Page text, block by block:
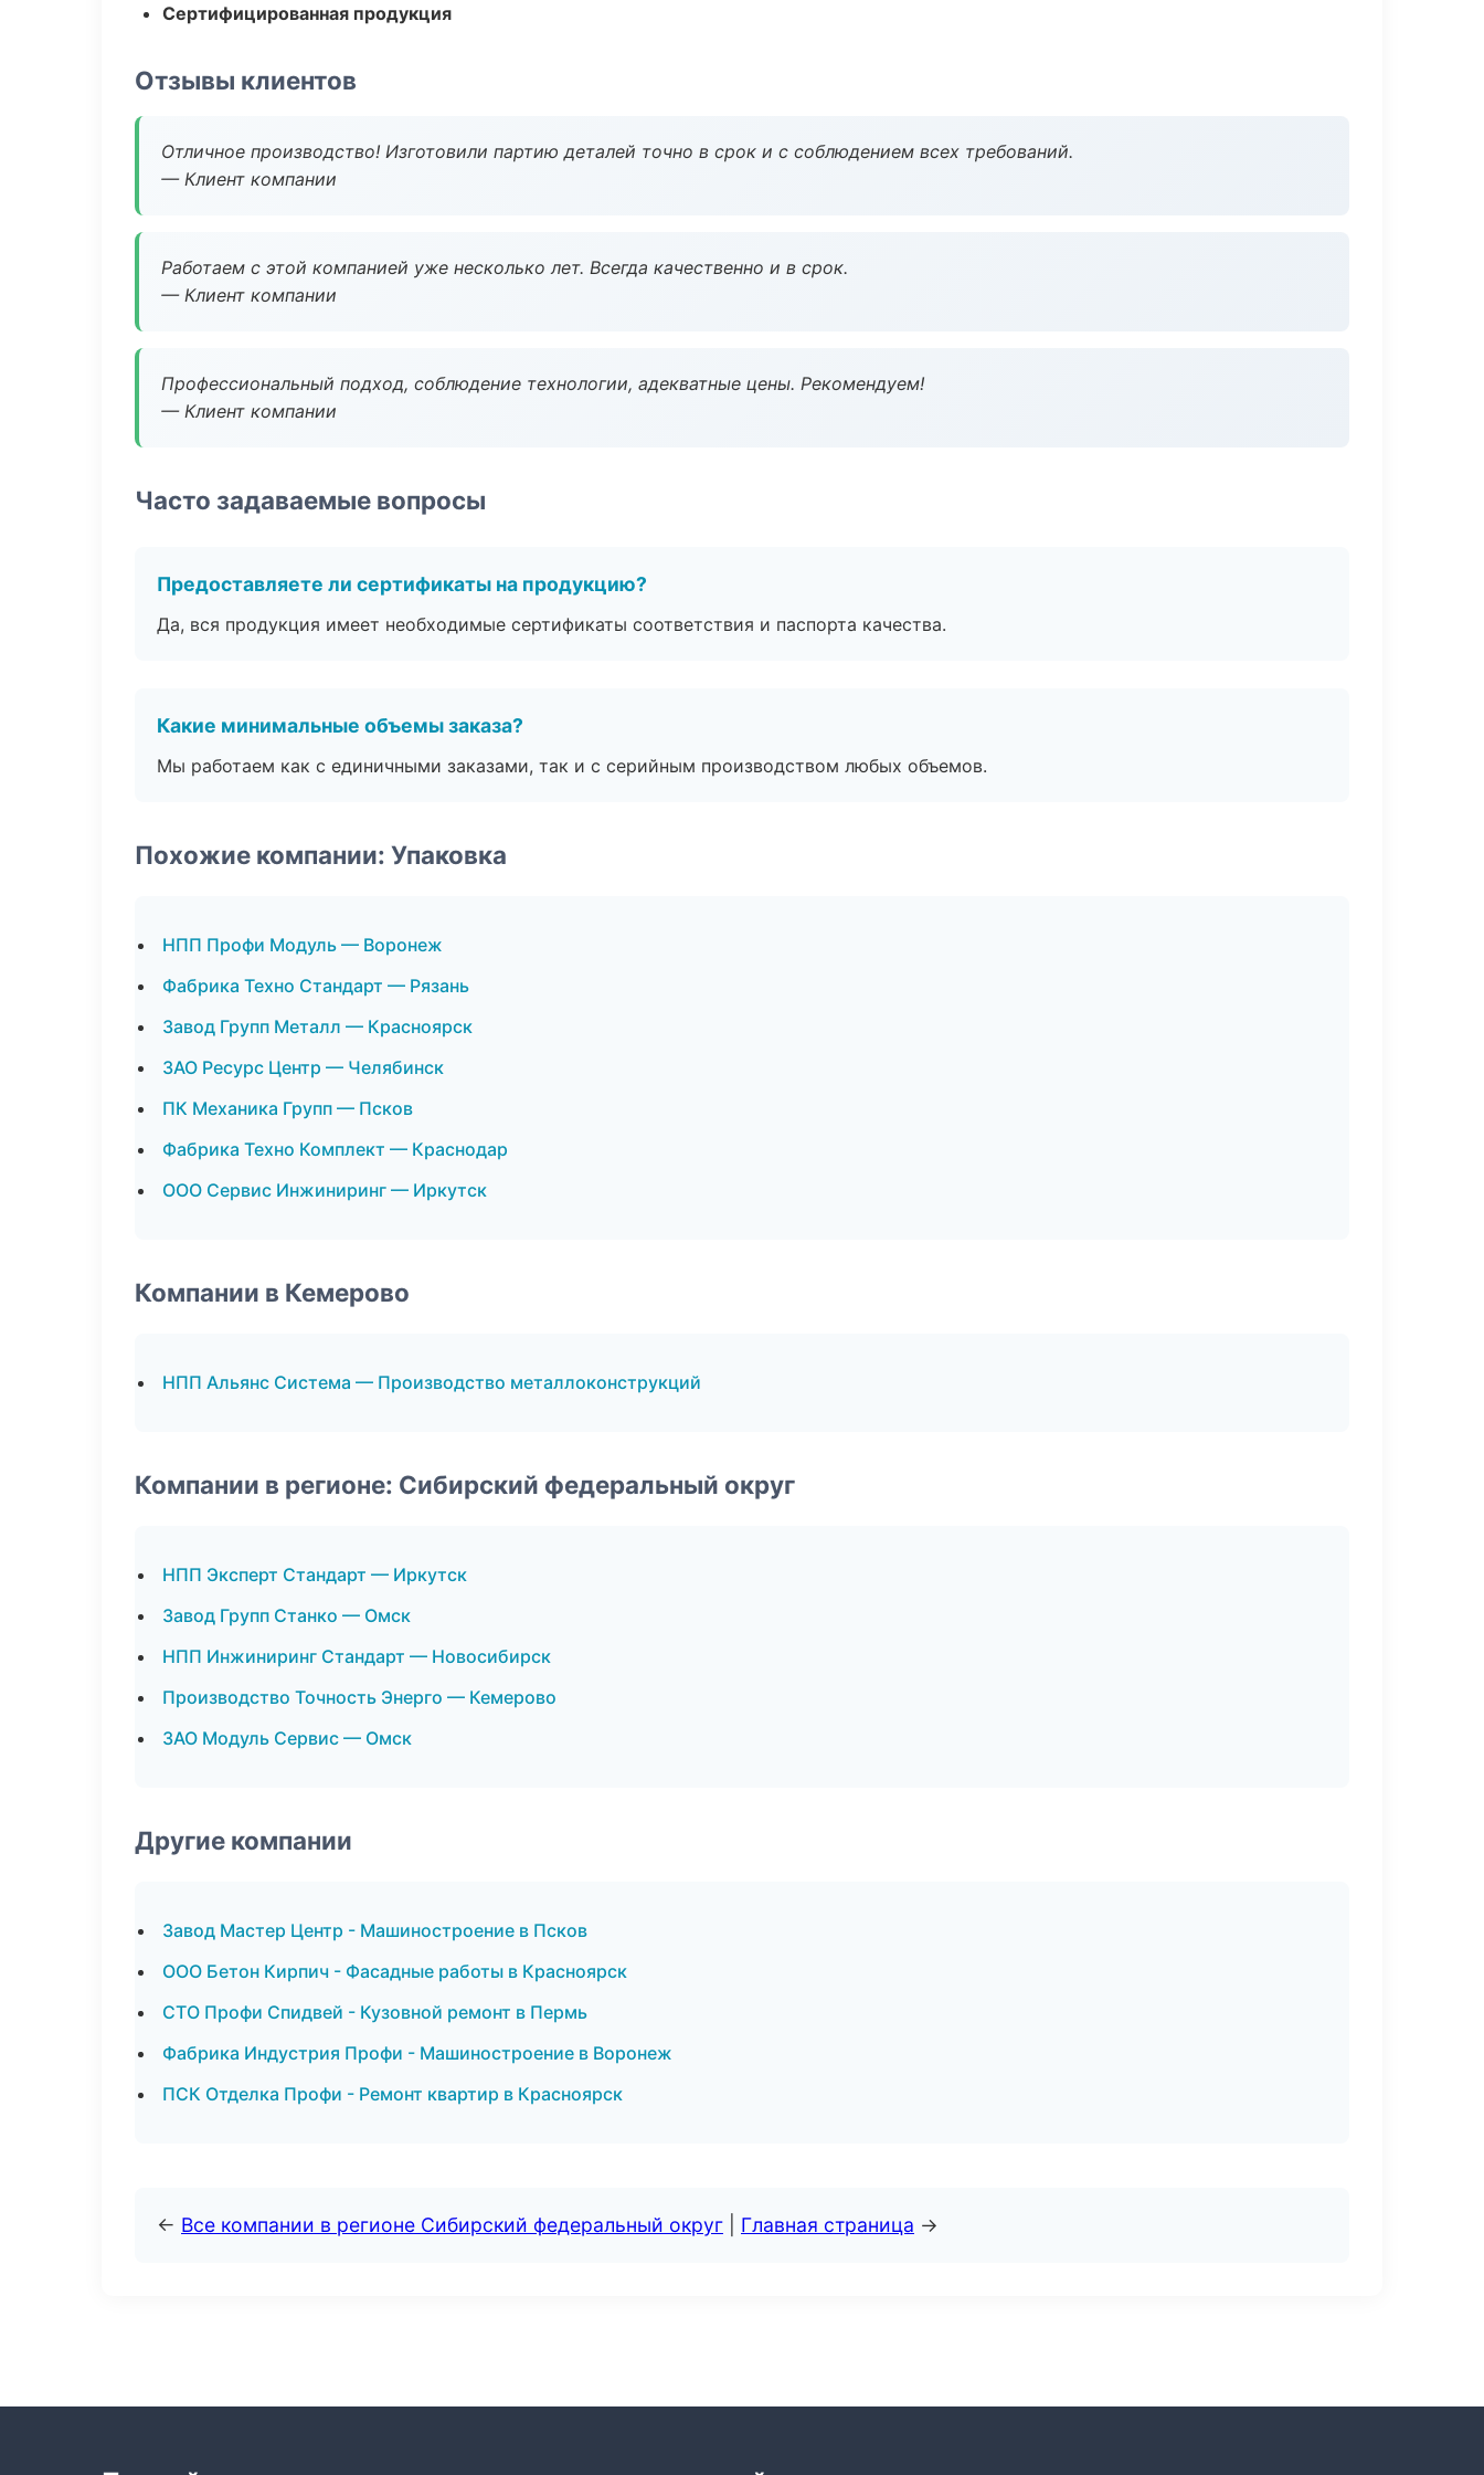
Сертифицированная продукция
Отзывы клиентов
Отличное производство! Изготовили партию деталей точно в срок и с соблюдением всех требований.
— Клиент компании
Работаем с этой компанией уже несколько лет. Всегда качественно и в срок.
— Клиент компании
Профессиональный подход, соблюдение технологии, адекватные цены. Рекомендуем!
— Клиент компании
Часто задаваемые вопросы
Предоставляете ли сертификаты на продукцию?
Да, вся продукция имеет необходимые сертификаты соответствия и паспорта качества.
Какие минимальные объемы заказа?
Мы работаем как с единичными заказами, так и с серийным производством любых объемов.
Похожие компании: Упаковка
НПП Профи Модуль — Воронеж
Фабрика Техно Стандарт — Рязань
Завод Групп Металл — Красноярск
ЗАО Ресурс Центр — Челябинск
ПК Механика Групп — Псков
Фабрика Техно Комплект — Краснодар
ООО Сервис Инжиниринг — Иркутск
Компании в Кемерово
НПП Альянс Система — Производство металлоконструкций
Компании в регионе: Сибирский федеральный округ
НПП Эксперт Стандарт — Иркутск
Завод Групп Станко — Омск
НПП Инжиниринг Стандарт — Новосибирск
Производство Точность Энерго — Кемерово
ЗАО Модуль Сервис — Омск
Другие компании
Завод Мастер Центр - Машиностроение в Псков
ООО Бетон Кирпич - Фасадные работы в Красноярск
СТО Профи Спидвей - Кузовной ремонт в Пермь
Фабрика Индустрия Профи - Машиностроение в Воронеж
ПСК Отделка Профи - Ремонт квартир в Красноярск
← Все компании в регионе Сибирский федеральный округ Главная страница →